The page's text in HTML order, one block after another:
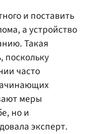
и поставить
а устройство
Такая
поскольку
часто
меры
но и
эксперт.